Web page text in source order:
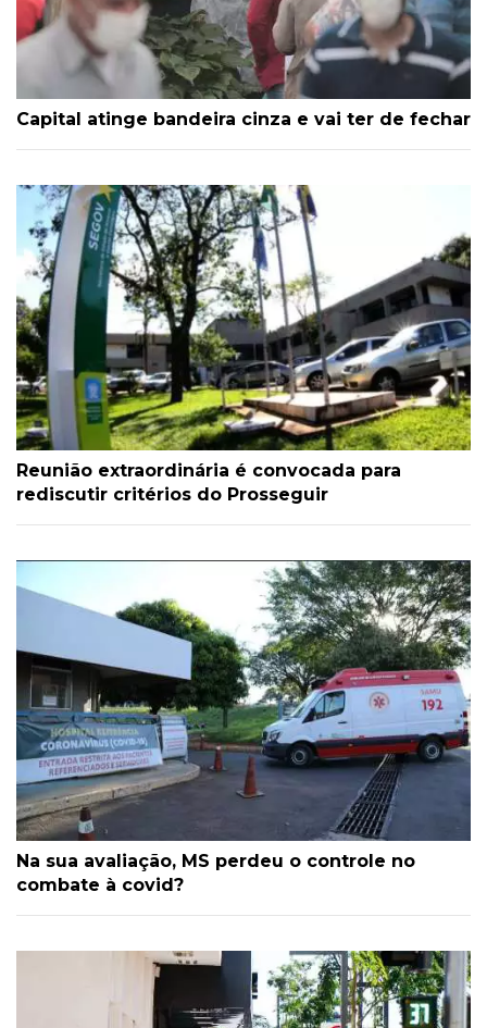
Capital atinge bandeira cinza e vai ter de fechar
Reunião extraordinária é convocada para
rediscutir critérios do Prosseguir
Na sua avaliação, MS perdeu o controle no
combate à covid?